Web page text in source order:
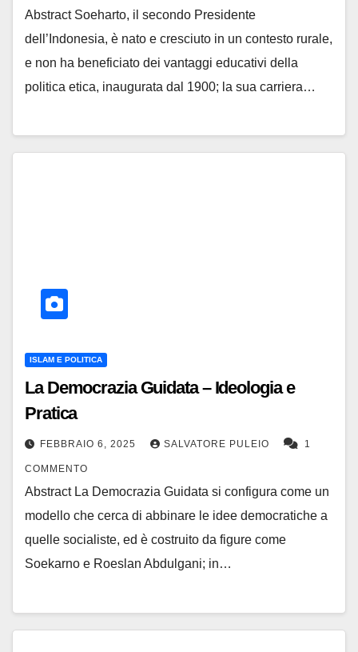
Abstract Soeharto, il secondo Presidente
dell’Indonesia, è nato e cresciuto in un contesto rurale,
e non ha beneficiato dei vantaggi educativi della
politica etica, inaugurata dal 1900; la sua carriera…
ISLAM E POLITICA
La Democrazia Guidata – Ideologia e
Pratica
FEBBRAIO 6, 2025 SALVATORE PULEIO 1
COMMENTO
Abstract La Democrazia Guidata si configura come un
modello che cerca di abbinare le idee democratiche a
quelle socialiste, ed è costruito da figure come
Soekarno e Roeslan Abdulgani; in…